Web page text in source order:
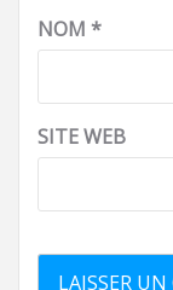
NOM *
SITE WEB